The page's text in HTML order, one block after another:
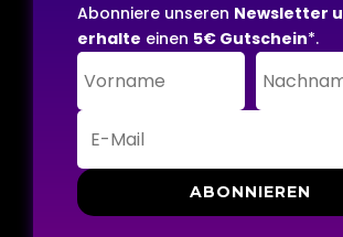
Abonniere unseren Newsletter u
erhalte einen 5€ Gutschein*.
ABONNIEREN